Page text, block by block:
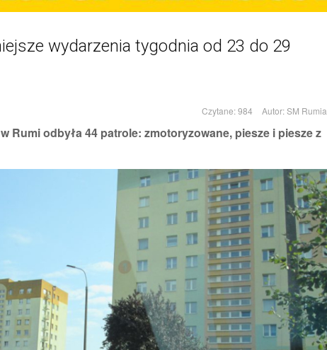
wydarzenia tygodnia od 23 do 29
Czytane: 984 Autor:SM Rumia
Rumi odbyła 44 patrole: zmotoryzowane, piesze i piesze z